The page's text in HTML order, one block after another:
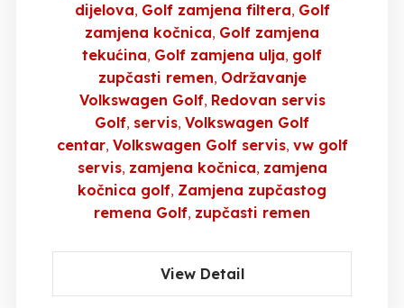
dijelova Golf zamjena filtera Golf
zamjena kočnica Golf zamjena
tekućina Golf zamjena ulja golf
zupčasti remen Održavanje
Volkswagen Golf Redovan servis
Golf servis Volkswagen Golf
centar Volkswagen Golf servis vw golf
servis zamjena kočnica zamjena
kočnica golf Zamjena zupčastog
remena Golf zupčasti remen
View Detail